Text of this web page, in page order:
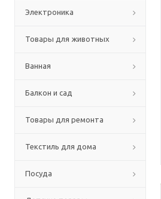
Электроника
Товары для животных
Ванная
Балкон и сад
Товары для ремонта
Текстиль для дома
Посуда